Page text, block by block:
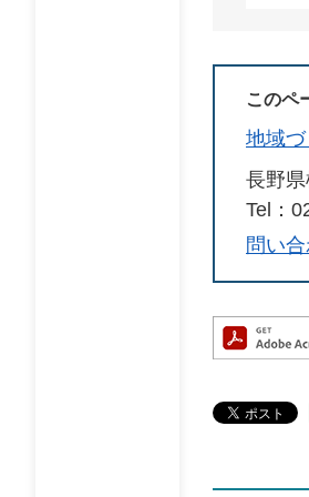
このペ
地域
長野
Tel：
問い